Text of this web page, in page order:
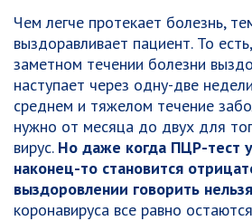
Чем легче протекает болезнь,
выздоравливает пациент. То
заметном течении болезни
наступает через одну-две
среднем и тяжелом течение
нужно от месяца до двух для
вирус. Но даже когда ПЦР-тест
наконец-то становится
выздоровлении говорить
коронавируса все равно